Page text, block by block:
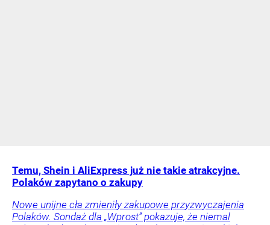
Temu, Shein i AliExpress już nie takie atrakcyjne.
Polaków zapytano o zakupy
Nowe unijne cła zmieniły zakupowe przyzwyczajenia
Polaków. Sondaż dla „Wprost” pokazuje, że niemal